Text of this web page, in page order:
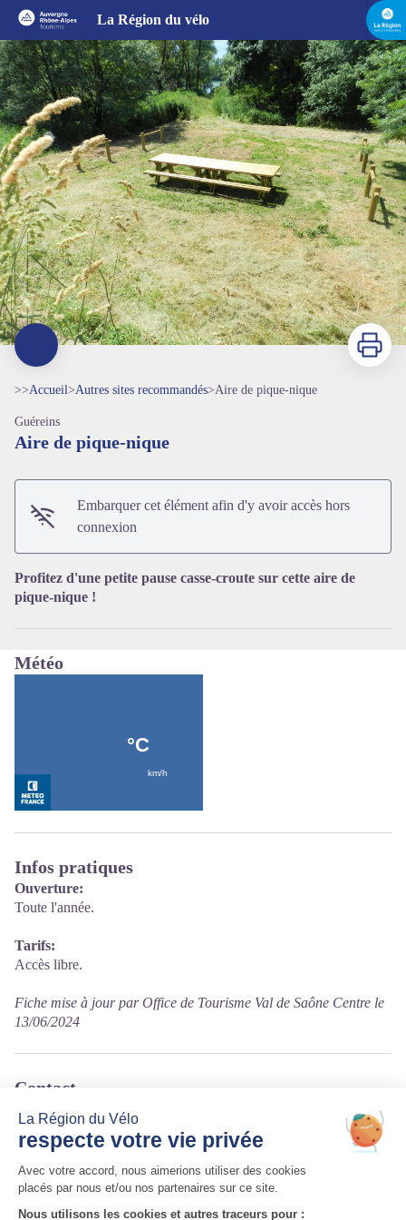
La Région du vélo
Voir l'image en plein écran
Imprimer
>>Accueil>Autres sites recommandés>Aire de pique-nique
Guéreins
Aire de pique-nique
Embarquer cet élément afin d'y avoir accès hors
connexion
Profitez d'une petite pause casse-croute sur cette aire de
pique-nique !
Météo
Infos pratiques
Ouverture:
Toute l'année.
Tarifs:
Accès libre.
Fiche mise à jour par Office de Tourisme Val de Saône Centre le
13/06/2024
Contact
Chemin de halage - Voie Bleue
01090 Guéreins
Tél. 04 74 06 46 26
Site internet:
https://www.ccvsc01.org